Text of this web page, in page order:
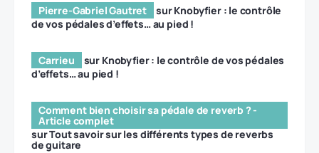
Pierre-Gabriel Gautret surKnobyfier : le contrôle
de vos pédales d’effets… au pied !
Carrieu sur Knobyfier : le contrôle de vos pédales
d’effets… au pied !
Comment bien choisir sa pédale de reverb ? -
Article complet
surTout savoir sur les différents types de reverbs
de guitare